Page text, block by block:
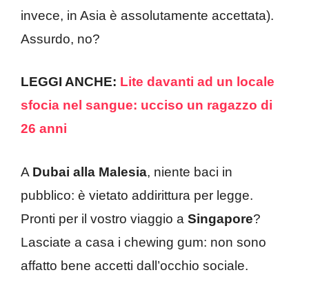
invece, in Asia è assolutamente accettata).
Assurdo, no?
LEGGI ANCHE: Lite davanti ad un locale
sfocia nel sangue: ucciso un ragazzo di
26 anni
A Dubai alla Malesia, niente baci in
pubblico: è vietato addirittura per legge.
Pronti per il vostro viaggio a Singapore?
Lasciate a casa i chewing gum: non sono
affatto bene accetti dall’occhio sociale.